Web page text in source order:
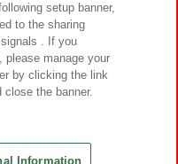
Inc.
Lab Inc.
Rights Reserved.
setup banner,
to the sharing
. If you
please manage your
by clicking the link
close the banner.
Information